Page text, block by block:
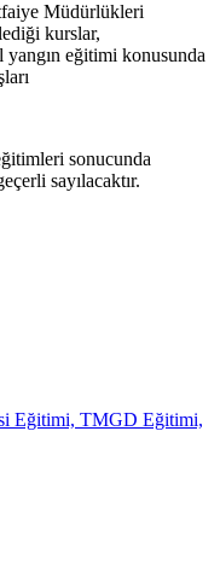
Müdürlükleri
kurslar,
eğitimi konusunda
sonucunda
sayılacaktır.
Eğitimi, TMGD Eğitimi,